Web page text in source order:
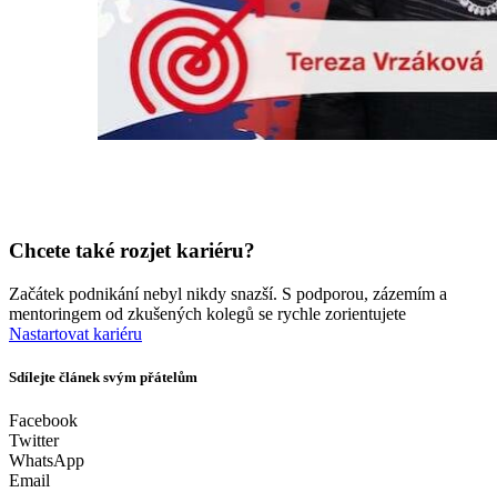
Chcete také rozjet kariéru?
Začátek podnikání nebyl nikdy snazší. S podporou, zázemím a
mentoringem od zkušených kolegů se rychle zorientujete
Nastartovat kariéru
Sdílejte článek svým přátelům
Facebook
Twitter
WhatsApp
Email